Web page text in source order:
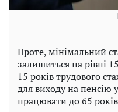
Проте, мінімальний
залишиться на рівні
15 років трудового
для виходу на пенсію
працювати до 65